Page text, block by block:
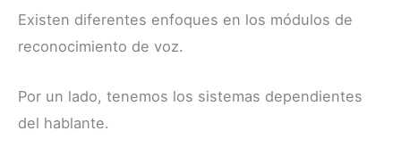
Existen diferentes enfoques en los módulos de
reconocimiento de voz.
Por un lado, tenemos los sistemas dependientes
del hablante.